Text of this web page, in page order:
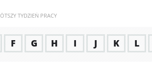
TYDZIEŃ PRACY
F G H I J K L